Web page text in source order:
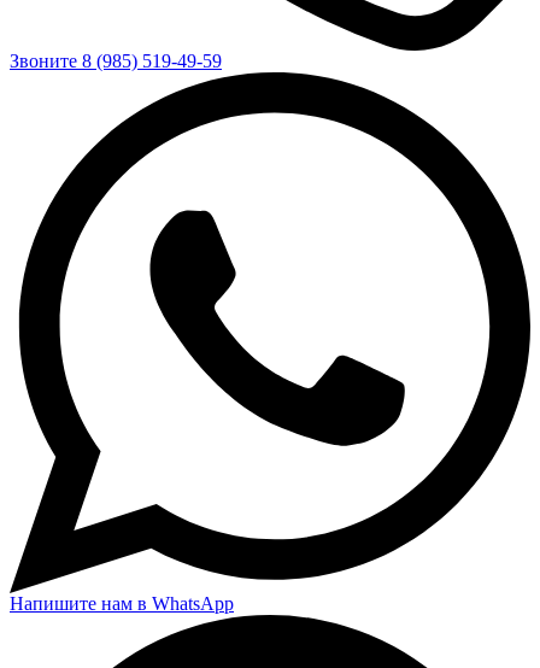
Звоните 8 (985) 519-49-59
Напишите нам в WhatsApp